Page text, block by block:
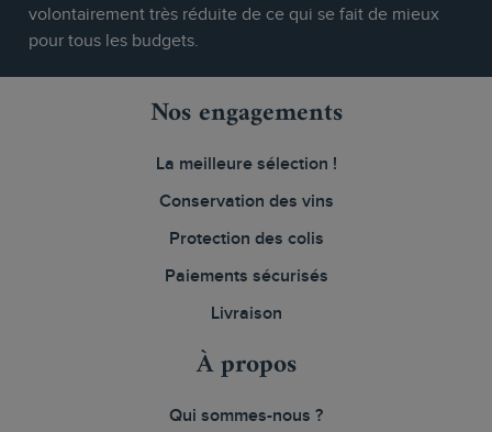
volontairement très réduite de ce qui se fait de mieux
pour tous les budgets.
Nos engagements
La meilleure sélection !
Conservation des vins
Protection des colis
Paiements sécurisés
Livraison
À propos
Qui sommes-nous ?